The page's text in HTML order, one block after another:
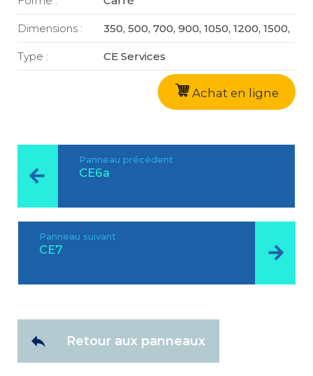
Dimensions : 350, 500, 700, 900, 1050, 1200, 1500,
Type : CE Services
Achat en ligne
Panneau précédent
CE6a
Panneau suivant
CE7
Retour aux panneaux